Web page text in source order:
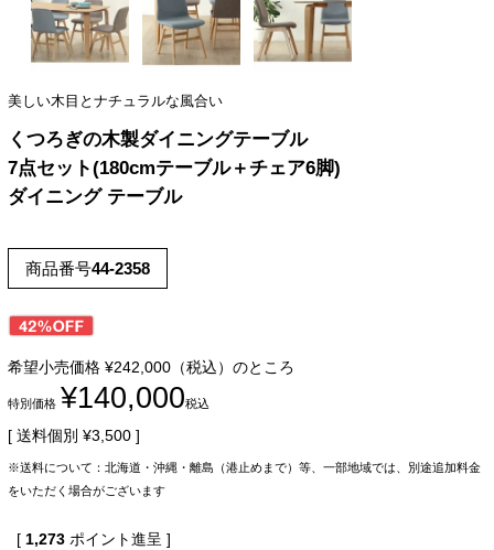
美しい木目とナチュラルな風合い
くつろぎの木製ダイニングテーブル
7点セット(180cmテーブル＋チェア6脚)
ダイニング テーブル
商品番号44-2358
希望小売価格 ¥242,000 （税込）のところ
特別価格 ¥140,000税込
送料個別 ¥3,500
※送料について：北海道・沖縄・離島（港止めまで）等、一部地域では、別途追加料金
をいただく場合がございます
[ 1,273 ポイント進呈 ]